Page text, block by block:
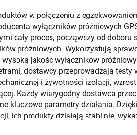
w połączeniu z
wyłączników próżniowych
cały proces, począwszy od
próżniowych. Wykorzystują
jakość wyłączników
dostawcy przeprowadzają testy
i żywotności izolacji,
Każdy wiarygodny dostawca
kluczowe parametry działania.
ich produkty działają stabilnie,